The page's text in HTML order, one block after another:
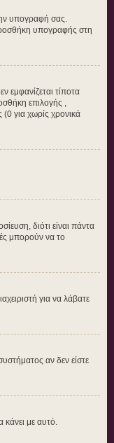
υπογραφή σας.
υπογραφής στη
τίποτα
επιλογής ,
(0 για χωρίς χρονικά
διότι είναι πάντα
μπορούν να το
για να λάβατε
αν δεν είστε
κάνει με αυτό.